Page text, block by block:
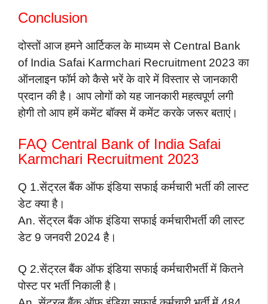
Conclusion
दोस्तों आज हमने आर्टिकल के माध्यम से Central Bank
of India Safai Karmchari Recruitment 2023का
ऑनलाइन फॉर्म को कैसे भरें के वारे में विस्तार से जानकारी
प्रदान की है। आप लोगों को यह जानकारी महत्वपूर्ण लगी
होगी तो आप हमें कमेंट बॉक्स में कमेंट करके जरूर बताएं।
FAQ Central Bank of India Safai
Karmchari Recruitment 2023
Q 1.सेंट्रल बैंक ऑफ इंडिया सफाई कर्मचारी भर्ती की लास्ट
डेट क्या है।
An. सेंट्रल बैंक ऑफ इंडिया सफाई कर्मचारीभर्ती की लास्ट
डेट 9 जनवरी 2024है।
Q 2.सेंट्रल बैंक ऑफ इंडिया सफाई कर्मचारीभर्ती में कितने
पोस्ट पर भर्ती निकाली है।